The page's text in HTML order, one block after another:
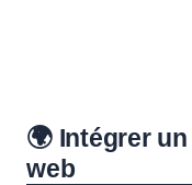
🌍 Intégrer
web